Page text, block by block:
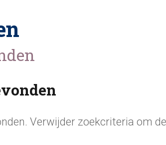
Verwijder zoekcriteria om